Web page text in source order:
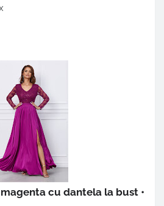
magenta cu dantela la bust •